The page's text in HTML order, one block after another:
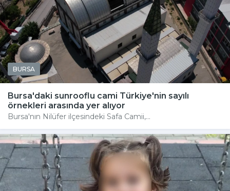
BURSA
Bursa'daki sunrooflu cami Türkiye'nin sayılı
örnekleri arasında yer alıyor
Bursa'nın Nilüfer ilçesindeki Safa Camii,...